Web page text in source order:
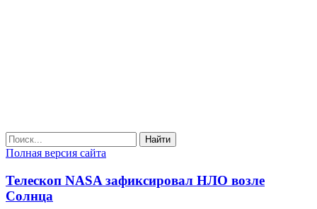
Найти
Полная версия сайта
Телескоп NASA зафиксировал НЛО возле
Солнца